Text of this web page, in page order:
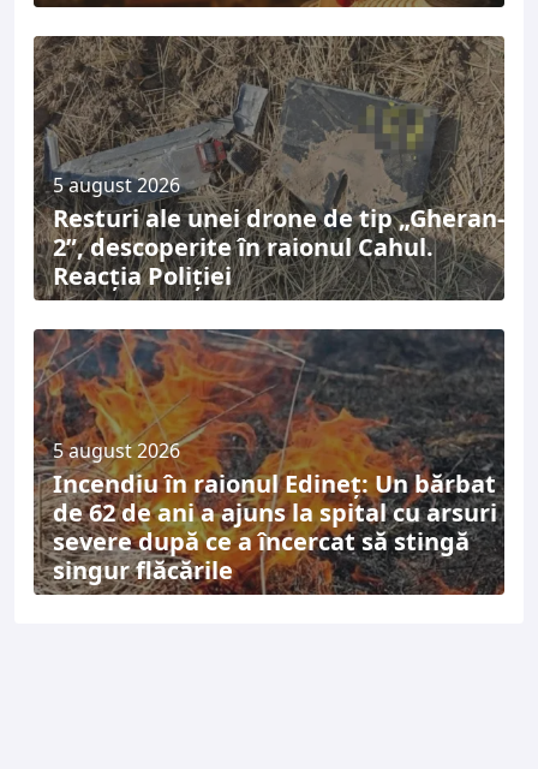
5 august 2026
Resturi ale unei drone de tip „Gheran-
2”, descoperite în raionul Cahul.
Reacția Poliției
5 august 2026
Incendiu în raionul Edineț: Un bărbat
de 62 de ani a ajuns la spital cu arsuri
severe după ce a încercat să stingă
singur flăcările